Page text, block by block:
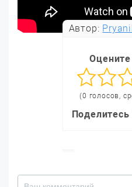
Автор:
(0 голосов,